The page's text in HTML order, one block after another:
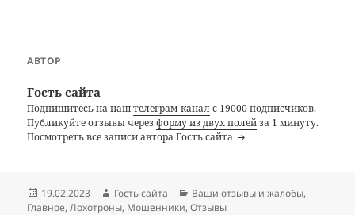
АВТОР
Гость сайта
Подпишитесь на наштелеграм-каналс 19000 подписчиков.
Публикуйте отзывы черезформу из двух полейза 1 минуту.
Посмотреть все записи автора Гость сайта
Опубликовано
19.02.2023 Автор
Гость сайта Рубрики
Ваши отзывы и жалобы,
Главное,Лохотроны, Мошенники,Отзывы